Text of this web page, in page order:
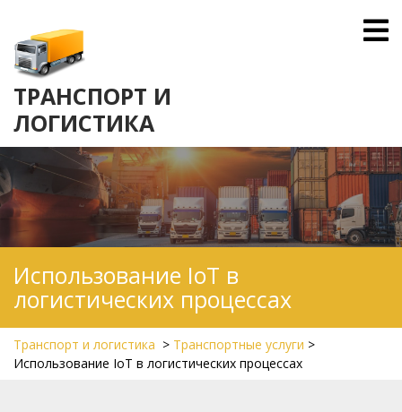
content
ТРАНСПОРТ И
ЛОГИСТИКА
Использование IoT в
логистических процессах
Транспорт и логистика > Транспортные услуги >
Использование IoT в логистических процессах